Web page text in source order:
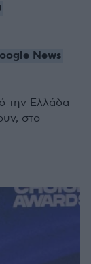
News
την Ελλάδα
στο